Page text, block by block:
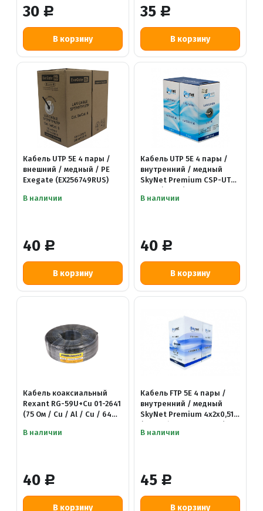
30 Р 35 Р
40 Р
Кабель UTP 5E 4 пары /
внешний / медный / PE
Exegate (EX256749RUS)
В наличии
40 Р
Кабель UTP 5E 4 пары /
внутренний / медный
SkyNet Premium CSP-UTP-
В наличии
40 Р
Кабель коаксиальный
Rexant RG-59U+Cu 01-2641
(75 Ом / Cu / Al / Cu / 64%)
В наличии
45 Р
Кабель FTP 5E 4 пары /
внутренний / медный
SkyNet Premium 4x2x0,51
В наличии